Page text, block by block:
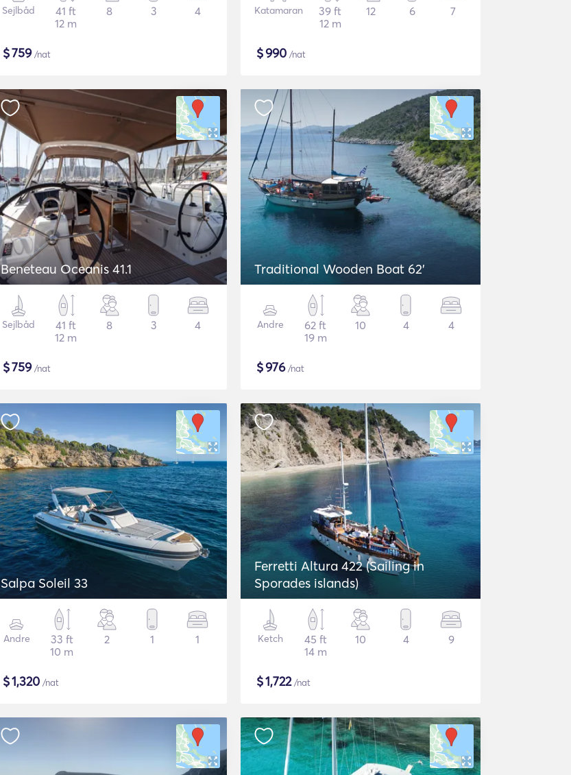
Sejlbåd
41 ft
12 m
8 3 4
$759/nat
Katamaran
39 ft
12 m
12 6 7
$990 /nat
Beneteau Oceanis 41.1
Sejlbåd
41 ft
12 m
8 3 4
$759/nat
Traditional Wooden Boat 62'
Andre
62 ft
19 m
10 4 4
$976/nat
Salpa Soleil 33
Andre
33 ft
10 m
2 1 1
$1,320 /nat
Ferretti Altura 422 (Sailing in
Sporades islands)
Ketch
45 ft
14 m
10 4 9
$1,722/nat